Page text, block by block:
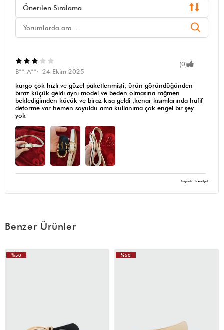
Önerilen Sıralama
(0)
B** A**
24 Ekim 2025
kargo çok hızlı ve güzel paketlenmişti, ürün göründüğünden
biraz küçük geldi aynı model ve beden olmasına rağmen
beklediğimden küçük ve biraz kısa geldi ,kenar kısımlarında hafif
deforme var hemen soyuldu ama kullanıma çok engel bir şey
yok
Kaynak: Trendyol
Benzer Ürünler
%50 %50